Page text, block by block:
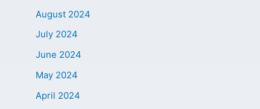
August 2024
July 2024
June 2024
May 2024
April 2024